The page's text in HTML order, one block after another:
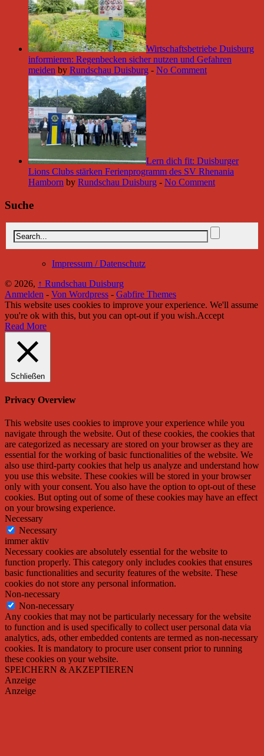
Wirtschaftsbetriebe Duisburg
informieren: Regenbecken sicher nutzen und Gefahren
meiden by Rundschau Duisburg - No Comment
Lern dich fit: Duisburger
Lions Clubs stärken Ferienprogramm des SV Rhenania
Hamborn by Rundschau Duisburg - No Comment
Suche
Impressum / Datenschutz
© 2026, ↑ Rundschau Duisburg
Anmelden - Von Wordpress - Gabfire Themes
This website uses cookies to improve your experience. We'll assume
you're ok with this, but you can opt-out if you wish.Accept
Read More
Schließen
Privacy Overview
This website uses cookies to improve your experience while you
navigate through the website. Out of these cookies, the cookies that
are categorized as necessary are stored on your browser as they are
essential for the working of basic functionalities of the website. We
also use third-party cookies that help us analyze and understand how
you use this website. These cookies will be stored in your browser
only with your consent. You also have the option to opt-out of these
cookies. But opting out of some of these cookies may have an effect
on your browsing experience.
Necessary
Necessary
immer aktiv
Necessary cookies are absolutely essential for the website to
function properly. This category only includes cookies that ensures
basic functionalities and security features of the website. These
cookies do not store any personal information.
Non-necessary
Non-necessary
Any cookies that may not be particularly necessary for the website
to function and is used specifically to collect user personal data via
analytics, ads, other embedded contents are termed as non-necessary
cookies. It is mandatory to procure user consent prior to running
these cookies on your website.
SPEICHERN & AKZEPTIEREN
Anzeige
Anzeige